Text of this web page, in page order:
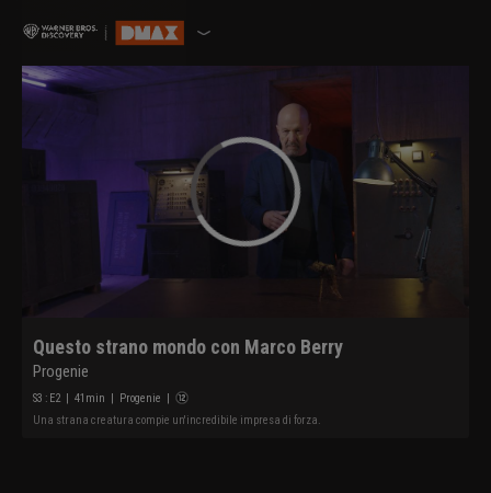
Questo strano mondo con Marco Berry
Progenie
S3 : E2 | 41 min | Progenie |
Una strana creatura compie un'incredibile impresa di forza.